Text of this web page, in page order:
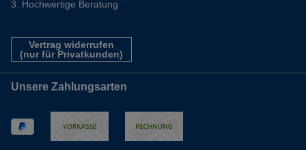
Hochwertige Beratung
Vertrag widerrufen
(nur für Privatkunden)
Unsere Zahlungsarten